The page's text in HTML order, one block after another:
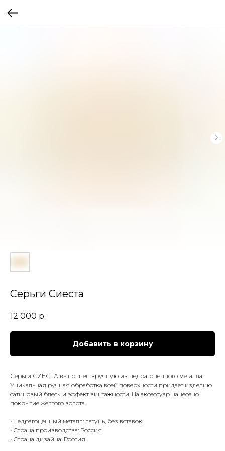
Серьги Сиеста
12 000 р.
Добавить в корзину
Серьги СИЕСТА выполнен вручную из недрагоценного металла.
Уникальная ручная обработка всей поверхности придает изделию
сатиновый блеск и эффект винтажности. На аксессуар нанесено
покрытие желтого золота.
• Недрагоценный металл: латунь, без вставок.
• Страна производства: Россия
• Страна дизайна: Россия